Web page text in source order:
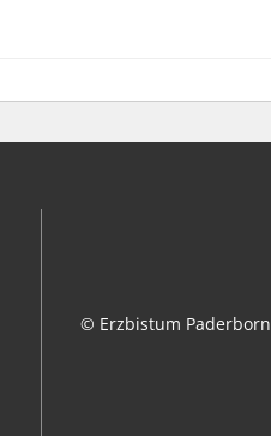
© Erzbistum Paderborn